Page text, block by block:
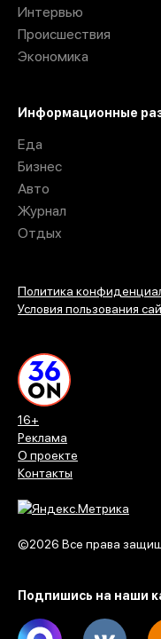
16+
Реклама
О проекте
Контакты
©2026 Все права
Интервью
Происшествия
Экономика
Информационные
Еда
Бизнес
Авто
Журнал
Отдых
Политика
Условия пользования
Подпишись на наши
Max